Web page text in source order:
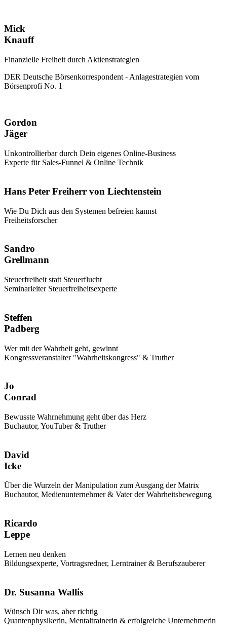
Mick
Knauff
Finanzielle Freiheit durch Aktienstrategien
DER Deutsche Börsenkorrespondent - Anlagestrategien vom
Börsenprofi No. 1
Gordon
Jäger
Unkontrollierbar durch Dein eigenes Online-Business
Experte für Sales-Funnel & Online Technik
Hans Peter Freiherr von Liechtenstein
Wie Du Dich aus den Systemen befreien kannst
Freiheitsforscher
Sandro
Grellmann
Steuerfreiheit statt Steuerflucht
Seminarleiter Steuerfreiheitsexperte
Steffen
Padberg
Wer mit der Wahrheit geht, gewinnt
Kongressveranstalter "Wahrheitskongress" & Truther
Jo
Conrad
Bewusste Wahrnehmung geht über das Herz
Buchautor, YouTuber & Truther
David
Icke
Über die Wurzeln der Manipulation zum Ausgang der Matrix
Buchautor, Medienunternehmer & Vater der Wahrheitsbewegung
Ricardo
Leppe
Lernen neu denken
Bildungsexperte, Vortragsredner, Lerntrainer & Berufszauberer
Dr. Susanna Wallis
Wünsch Dir was, aber richtig
Quantenphysikerin, Mentaltrainerin & erfolgreiche Unternehmerin